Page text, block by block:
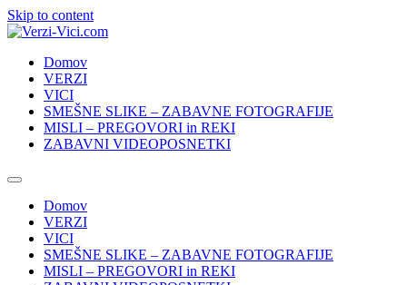
Skip to content
Domov
VERZI
VICI
SMEŠNE SLIKE – ZABAVNE FOTOGRAFIJE
MISLI – PREGOVORI in REKI
ZABAVNI VIDEOPOSNETKI
Domov
VERZI
VICI
SMEŠNE SLIKE – ZABAVNE FOTOGRAFIJE
MISLI – PREGOVORI in REKI